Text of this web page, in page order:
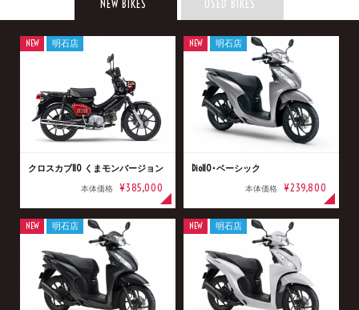
NEW BIKES USED BIKES
クロスカブ110 くまモンバージョン
本体価格 ¥385,000
NEW 明石店
Dio110･ベーシック
本体価格 ¥239,800
NEW 明石店
NEW 明石店 NEW 明石店